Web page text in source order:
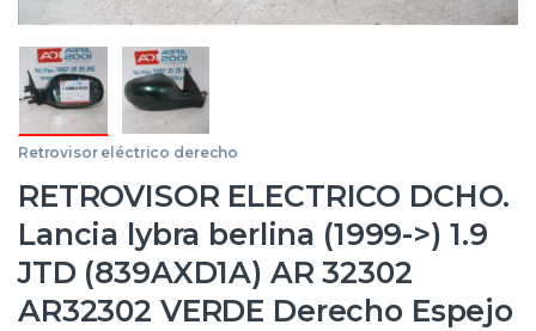
Retrovisor eléctrico derecho
RETROVISOR ELECTRICO DCHO.
Lancia lybra berlina (1999->) 1.9
JTD (839AXD1A) AR 32302
AR32302 VERDE Derecho Espejo